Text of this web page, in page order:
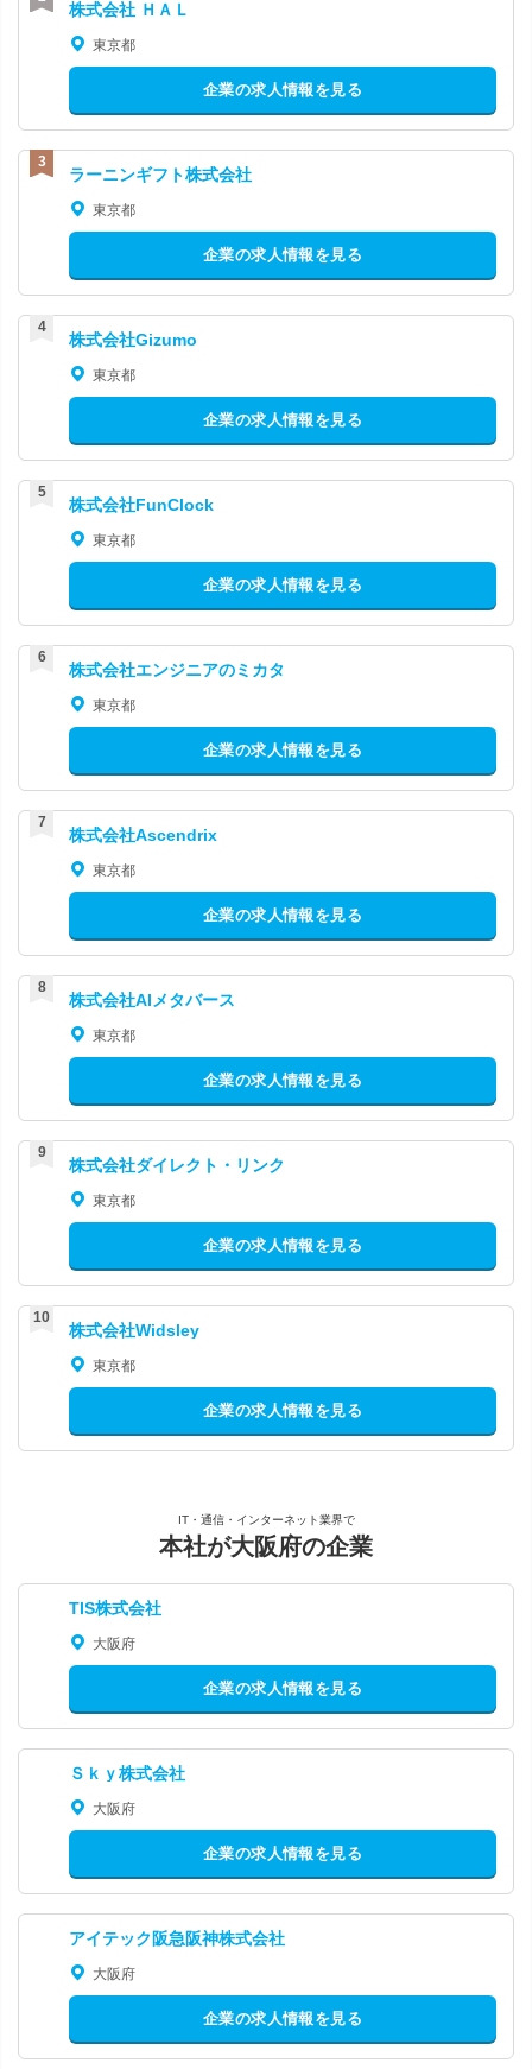
株式会社 ＨＡＬ
東京都
企業の求人情報を見る
ラーニンギフト株式会社
東京都
企業の求人情報を見る
株式会社Gizumo
東京都
企業の求人情報を見る
株式会社FunClock
東京都
企業の求人情報を見る
株式会社エンジニアのミカタ
東京都
企業の求人情報を見る
株式会社Ascendrix
東京都
企業の求人情報を見る
株式会社AIメタバース
東京都
企業の求人情報を見る
株式会社ダイレクト・リンク
東京都
企業の求人情報を見る
株式会社Widsley
東京都
企業の求人情報を見る
IT・通信・インターネット業界で
本社が大阪府の企業
TIS株式会社
大阪府
企業の求人情報を見る
Ｓｋｙ株式会社
大阪府
企業の求人情報を見る
アイテック阪急阪神株式会社
大阪府
企業の求人情報を見る